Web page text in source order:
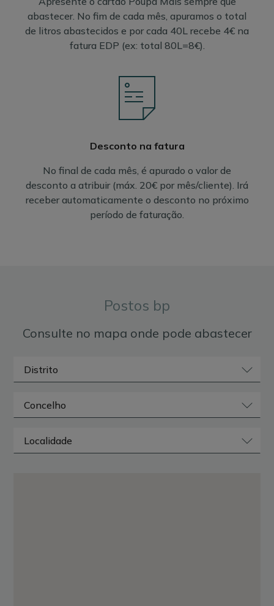
abastecer. No fim de cada mês, apuramos o total
de litros abastecidos e por cada 40L recebe 4€ na
fatura EDP (ex: total 80L=8€).
Desconto na fatura
No final de cada mês, é apurado o valor de
desconto a atribuir (máx. 20€ por mês/cliente). Irá
receber automaticamente o desconto no próximo
período de faturação.
Postos bp
Consulte no mapa onde pode abastecer